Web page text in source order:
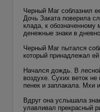
Черный Маг соблазнил
Дочь Заката поверила
клада, к
денежные знаки в
Черный Маг пытался
который принадлежал
Начался дождь. В
воздухе. Сухих веток
пенек и заплакала. Мхи
Вдруг она услышала
улавливал прекрасный